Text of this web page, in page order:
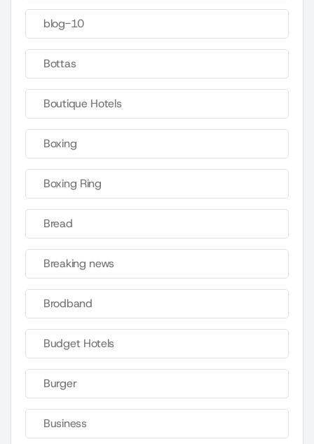
blog-10
Bottas
Boutique Hotels
Boxing
Boxing Ring
Bread
Breaking news
Brodband
Budget Hotels
Burger
Business